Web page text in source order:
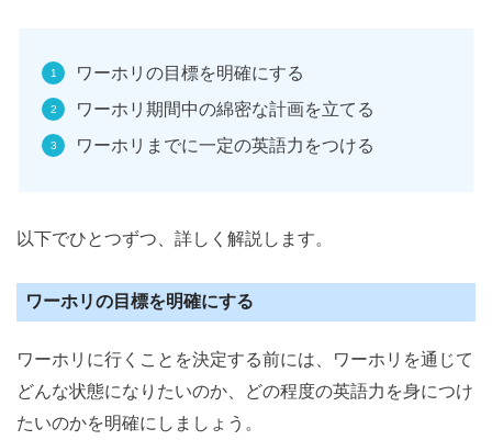
ワーホリの目標を明確にする
ワーホリ期間中の綿密な計画を立てる
ワーホリまでに一定の英語力をつける
以下でひとつずつ、詳しく解説します。
ワーホリの目標を明確にする
ワーホリに行くことを決定する前には、ワーホリを通じて
どんな状態になりたいのか、どの程度の英語力を身につけ
たいのかを明確にしましょう。